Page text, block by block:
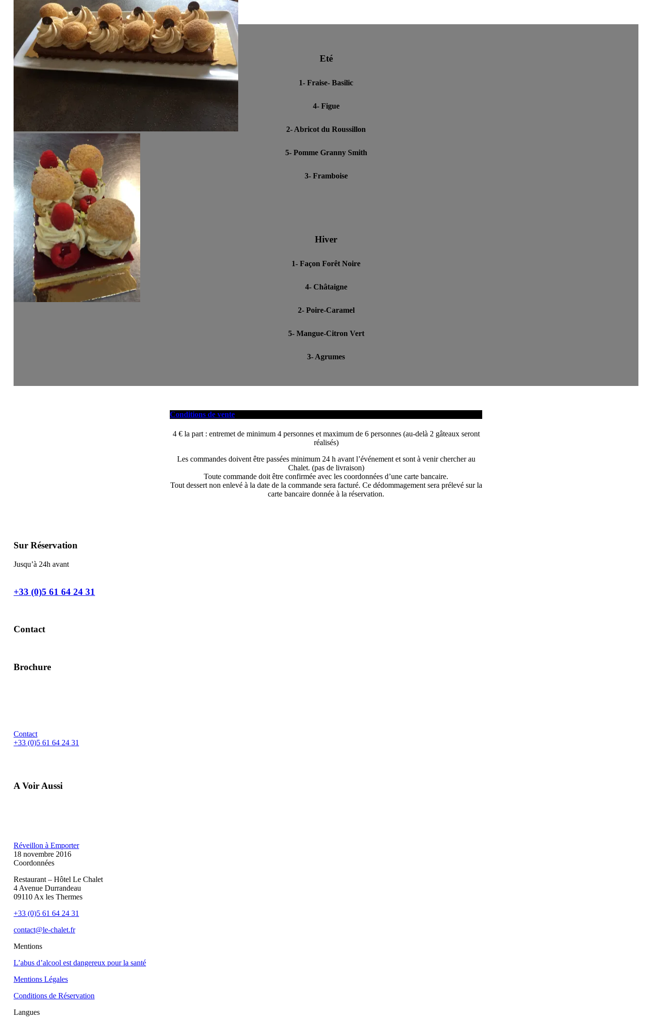
Eté
1- Fraise- Basilic
4- Figue
2- Abricot du Roussillon
5- Pomme Granny Smith
3- Framboise
Hiver
1- Façon Forêt Noire
4- Châtaigne
2- Poire-Caramel
5- Mangue-Citron Vert
3- Agrumes
Conditions de vente
4 € la part : entremet de minimum 4 personnes et maximum de 6 personnes (au-delà 2 gâteaux seront
réalisés)
Les commandes doivent être passées minimum 24 h avant l’événement et sont à venir chercher au
Chalet. (pas de livraison)
Toute commande doit être confirmée avec les coordonnées d’une carte bancaire.
Tout dessert non enlevé à la date de la commande sera facturé. Ce dédommagement sera prélevé sur la
carte bancaire donnée à la réservation.
Sur Réservation
Jusqu’à 24h avant
+33 (0)5 61 64 24 31
Contact
Brochure
Contact
+33 (0)5 61 64 24 31
A Voir Aussi
Réveillon à Emporter
18 novembre 2016
Coordonnées
Restaurant – Hôtel Le Chalet
4 Avenue Durrandeau
09110 Ax les Thermes
+33 (0)5 61 64 24 31
contact@le-chalet.fr
Mentions
L’abus d’alcool est dangereux pour la santé
Mentions Légales
Conditions de Réservation
Langues